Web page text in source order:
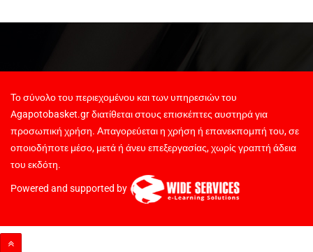
Το σύνολο του περιεχομένου και των υπηρεσιών του
Agapotobasket.gr διατίθεται στους επισκέπτες αυστηρά για
προσωπική χρήση. Απαγορεύεται η χρήση ή επανεκπομπή του, σε
οποιοδήποτε μέσο, μετά ή άνευ επεξεργασίας, χωρίς γραπτή άδεια
του εκδότη.
Powered and supported by